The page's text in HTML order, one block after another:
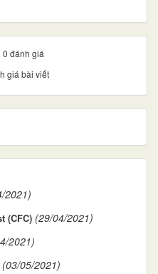
0 đánh giá
giá bài viết
2021)
(CFC) (29/04/2021)
2021)
(03/05/2021)